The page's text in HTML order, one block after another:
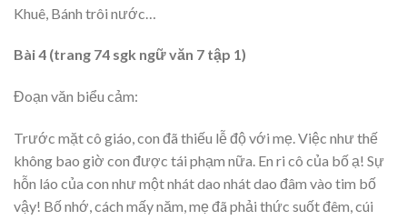
Khuê, Bánh trôi nước…
Bài 4 (trang 74 sgk ngữ văn 7 tập 1)
Đoạn văn biểu cảm:
Trước mặt cô giáo, con đã thiếu lễ độ với mẹ. Việc như thế
không bao giờ con được tái phạm nữa. En ri cô của bố ạ! Sự
hỗn láo của con như một nhát dao nhát dao đâm vào tim bố
vậy! Bố nhớ, cách mấy năm, mẹ đã phải thức suốt đêm, cúi